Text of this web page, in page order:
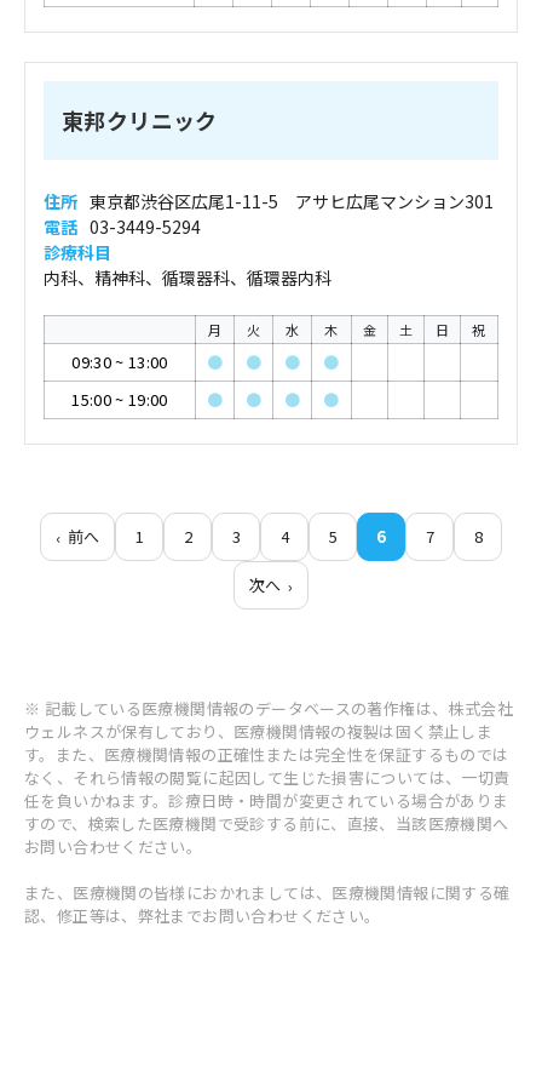
東邦クリニック
住所 東京都渋谷区広尾1-11-5 アサヒ広尾マンション301
電話 03-3449-5294
診療科目
内科、精神科、循環器科、循環器内科
月 火 水 木 金 土 日 祝
09:30~ 13:00 ● ● ●
●
15:00~ 19:00 ● ● ● ●
前へ 1 2 3 4 5 6 7 8
次へ
※ 記載している医療機関情報のデータベースの著作権は、株式会社
ウェルネスが保有しており、医療機関情報の複製は固く禁止しま
す。また、医療機関情報の正確性または完全性を保証するものでは
なく、それら情報の閲覧に起因して生じた損害については、一切責
任を負いかねます。診療日時・時間が変更されている場合がありま
すので、検索した医療機関で受診する前に、直接、当該医療機関へ
お問い合わせください。
また、医療機関の皆様におかれましては、医療機関情報に関する確
認、修正等は、弊社までお問い合わせください。